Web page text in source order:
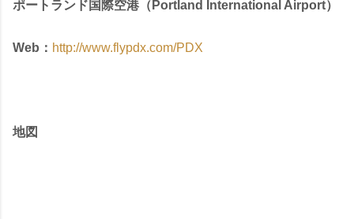
ポートランド国際空港（Portland International Airport）
Web： http://www.flypdx.com/PDX
地図